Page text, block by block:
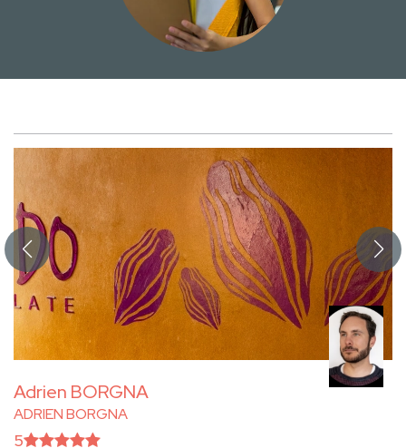
Adrien BORGNA
ADRIEN BORGNA
5